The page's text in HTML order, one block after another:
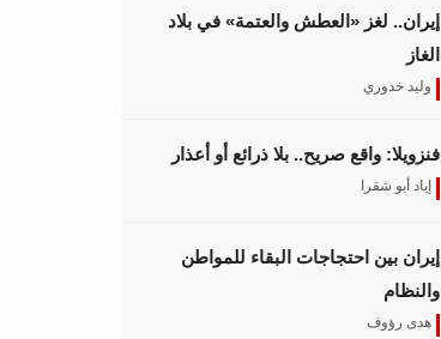
إيران.. لغز «العطش والعتمة» في بلاد
الغاز
وليد خدوري
فنزويلا: واقع صريح.. بلا ذرائع أو أعذار
إياد أبو شقرا
إيران بين احتجاجات البقاء للمواطن
والنظام
هدى رؤوف